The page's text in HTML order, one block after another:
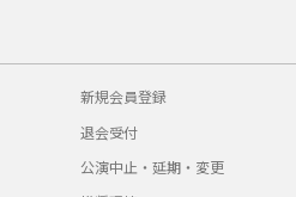
新規会員登録
退会受付
公演中止・延期・変更